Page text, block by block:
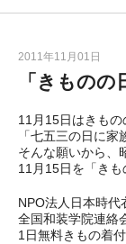
2011年11月01日
「きものの
11月15日はきも
「七五三の日に家
そんな願いから
11月15日を「きも
NPO法人日本時代
全国和装学院連絡
1日無料きもの着